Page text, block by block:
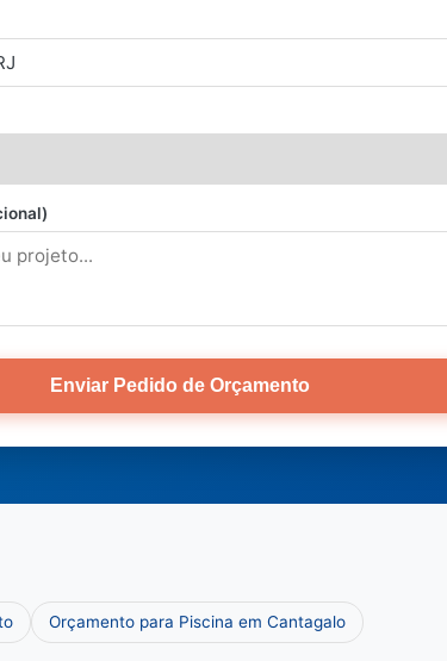
Enviar Pedido de Orçamento
Orçamento para Piscina em Cantagalo